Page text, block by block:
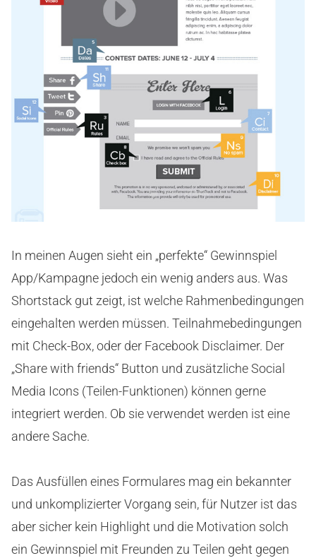
In meinen Augen sieht ein „perfekte“ Gewinnspiel
App/Kampagne jedoch ein wenig anders aus. Was
Shortstack gut zeigt, ist welche Rahmenbedingungen
eingehalten werden müssen. Teilnahmebedingungen
mit Check-Box, oder der Facebook Disclaimer. Der
„Share with friends“ Button und zusätzliche Social
Media Icons (Teilen-Funktionen) können gerne
integriert werden. Ob sie verwendet werden ist eine
andere Sache.
Das Ausfüllen eines Formulares mag ein bekannter
und unkomplizierter Vorgang sein, für Nutzer ist das
aber sicher kein Highlight und die Motivation solch
ein Gewinnspiel mit Freunden zu Teilen geht gegen